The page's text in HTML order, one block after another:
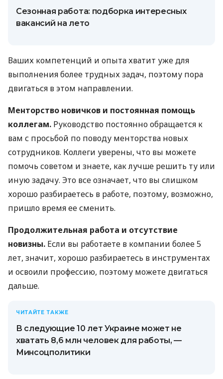
Сезонная работа: подборка интересных
вакансий на лето
Ваших компетенций и опыта хватит уже для
выполнения более трудных задач, поэтому пора
двигаться в этом направлении.
Менторство новичков и постоянная помощь
коллегам. Руководство постоянно обращается к
вам с просьбой по поводу менторства новых
сотрудников. Коллеги уверены, что вы можете
помочь советом и знаете, как лучше решить ту или
иную задачу. Это все означает, что вы слишком
хорошо разбираетесь в работе, поэтому, возможно,
пришло время ее сменить.
Продолжительная работа и отсутствие
новизны. Если вы работаете в компании более 5
лет, значит, хорошо разбираетесь в инструментах
и освоили профессию, поэтому можете двигаться
дальше.
ЧИТАЙТЕ ТАКЖЕ
В следующие 10 лет Украине может не
хватать 8,6 млн человек для работы, —
Минсоцполитики